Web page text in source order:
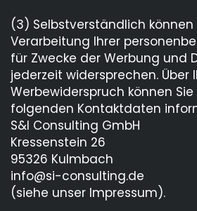
(3) Selbstverständlich können
Verarbeitung Ihrer
für Zwecke der Werbung und
jederzeit widersprechen. Über
Werbewiderspruch können
folgenden Kontaktdaten
S&I Consulting GmbH
Kressenstein 26
95326 Kulmbach
info@si-consulting.de
(siehe unser Impressum).